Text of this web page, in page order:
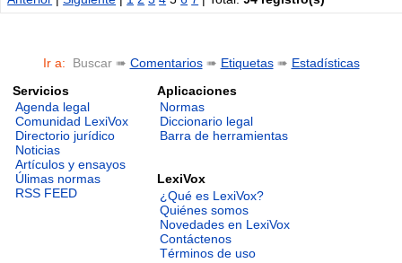
Ir a: Buscar ➠ Comentarios➠ Etiquetas➠ Estadísticas
Servicios
Agenda legal
Comunidad LexiVox
Directorio jurídico
Noticias
Artículos y ensayos
Úlimas normas
RSS FEED
Aplicaciones
Normas
Diccionario legal
Barra de herramientas
LexiVox
¿Qué es LexiVox?
Quiénes somos
Novedades en LexiVox
Contáctenos
Términos de uso